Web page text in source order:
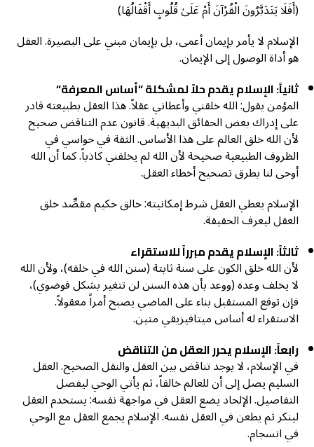
(أَفَلَا يَتَدَبَّرُونَ الْقُرْآنَ أَمْ عَلَىٰ قُلُوبٍ أَقْفَالُهَا)
الإسلام لا يأمر بإيمان أعمى، بل بإيمان مبني على البصيرة. العقل
هو أداة الوصول إلى الإيمان.
ثانياً: الإسلام يقدم حلاً لمشكلة “أساس المعرفة“
المؤمن يقول: الله خلقني وأعطاني عقلاً. هذا العقل بطبيعته قادر
على إدراك بعض الحقائق البديهية. قانون عدم التناقض صحيح
لأن الله خلق العالم على هذا الأساس. الثقة في حواسي في
الظروف الطبيعية صحيحة لأن الله لم يخلقني كاذباً. كما أن الله
أوحى لنا بطرق تصحيح أخطاء العقل.
الإسلام يعطي العقل شرط إمكانيته: خالق حكيم مقصِّد خلق
العقل ليعرف الحقيقة.
ثالثاً: الإسلام يقدم مبرراً للاستقراء
لأن الله خلق الكون على سنة ثابتة (سنن الله في خلقه)، ولأن الله
لا يخلف وعده (ووعد بأن هذه السنن لن تتغير بشكل فوضوي)،
فإن توقع المستقبل بناء على الماضي يصبح أمراً معقولاً.
الاستقراء له أساس ميتافيزيقي متين.
رابعاً: الإسلام يحرر العقل من التناقض
في الإسلام، لا يوجد تناقض بين العقل والنقل الصحيح. العقل
السليم يصل إلى أن للعالم خالقاً، ثم يأتي الوحي ليفصل
التفاصيل. الإلحاد يضع العقل في مواجهة نفسه: يستخدم العقل
لينكر ثم يطعن في العقل نفسه. الإسلام يجمع العقل مع الوحي
في انسجام.